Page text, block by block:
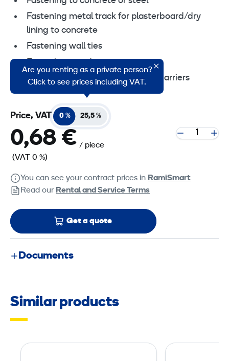
Fastening metal track for plasterboard/dry
lining to concrete
Fastening wall ties
Fastening wood to concrete
Setting up formwork and safety barriers
Are you renting as a private person?
Click to see prices including VAT.
Price, VAT 0 % 25,5 %
0,68 € / piece
(VAT 0 %)
You can see your contract prices in RamiSmart
Read our Rental and Service Terms
Get a quote
Documents
Similar products